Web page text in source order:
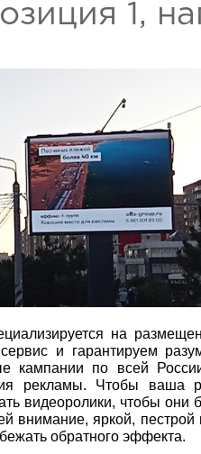
1,
на
и гарантируем
кампании по всей
рекламы. Чтобы ваша
видеоролики, чтобы
внимание, яркой,
обратного эффекта.